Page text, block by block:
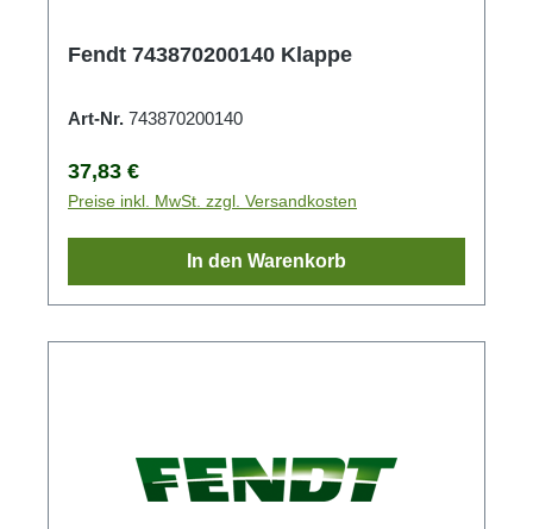
Fendt 743870200140 Klappe
Art-Nr. 743870200140
Regulärer Preis:
37,83 €
Preise inkl. MwSt. zzgl. Versandkosten
In den Warenkorb